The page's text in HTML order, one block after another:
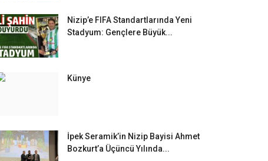
Nizip’e FIFA Standartlarında Yeni
Stadyum: Gençlere Büyük...
Künye
İpek Seramik’in Nizip Bayisi Ahmet
Bozkurt’a Üçüncü Yılında...